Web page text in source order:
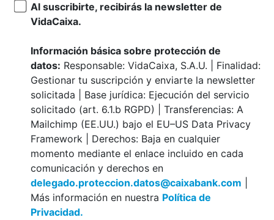
Al suscribirte, recibirás la newsletter de
VidaCaixa.
Información básica sobre protección de
datos: Responsable: VidaCaixa, S.A.U. | Finalidad:
Gestionar tu suscripción y enviarte la newsletter
solicitada | Base jurídica: Ejecución del servicio
solicitado (art. 6.1.b RGPD) | Transferencias: A
Mailchimp (EE.UU.) bajo el EU–US Data Privacy
Framework | Derechos: Baja en cualquier
momento mediante el enlace incluido en cada
comunicación y derechos en
delegado.proteccion.datos@caixabank.com
Más información en nuestra Política de
Privacidad.